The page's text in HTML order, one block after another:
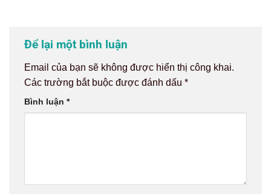
Để lại một bình luận
Email của bạn sẽ không được hiển thị công khai.
Các trường bắt buộc được đánh dấu *
Bình luận *